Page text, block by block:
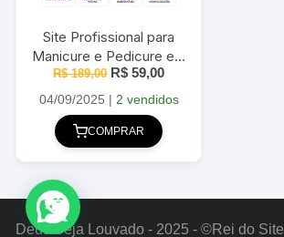
Site Profissional para
Manicure e Pedicure em
WordPress 2025
R$189,00 O
original
era:
R$ 189,00.
R$ 59,00O
atual
04/09/2025 | 2 vendidos
COMPRAR
Deus Seja Louvado - 2025 - ©Rei do Site